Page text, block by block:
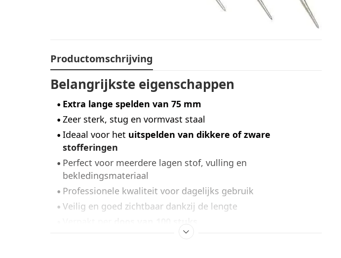
Productomschrijving
Belangrijkste eigenschappen
Extra lange spelden van 75 mm
Zeer sterk, stug en vormvast staal
Ideaal voor het uitspelden van dikkere of zware
stofferingen
Perfect voor meerdere lagen stof, vulling en
bekledingsmateriaal
Professionele kwaliteit voor dagelijks gebruik
Veilig en goed zichtbaar dankzij de lengte